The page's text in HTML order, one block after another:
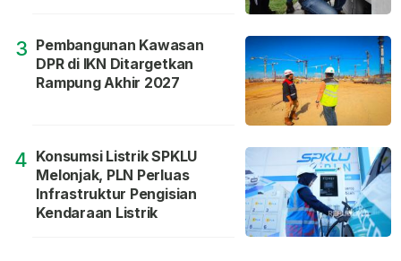
3 Pembangunan Kawasan
DPR di IKN Ditargetkan
Rampung Akhir 2027
4 Konsumsi Listrik SPKLU
Melonjak, PLN Perluas
Infrastruktur Pengisian
Kendaraan Listrik